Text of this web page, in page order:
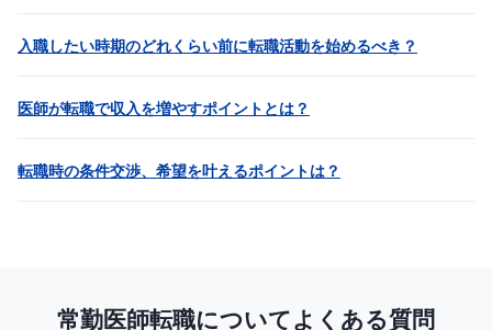
入職したい時期のどれくらい前に転職活動を始めるべき？
医師が転職で収入を増やすポイントとは？
転職時の条件交渉、希望を叶えるポイントは？
常勤医師転職についてよくある質問